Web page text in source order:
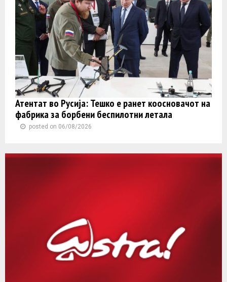
Атентат во Русија: Тешко е ранет коосновачот на
фабрика за борбени беспилотни летала
posted on 06/08/2026